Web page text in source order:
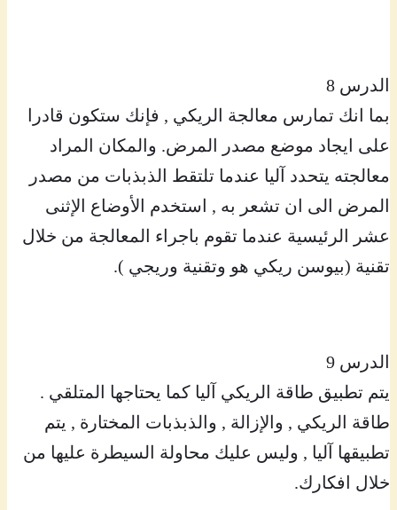
الدرس 8
بما انك تمارس معالجة الريكي , فإنك ستكون قادرا
على ايجاد موضع مصدر المرض. والمكان المراد
معالجته يتحدد آليا عندما تلتقط الذبذبات من مصدر
المرض الى ان تشعر به , استخدم الأوضاع الإثنى
عشر الرئيسية عندما تقوم باجراء المعالجة من خلال
تقنية (بيوسن ريكي هو وتقنية وريجي ).
الدرس 9
يتم تطبيق طاقة الريكي آليا كما يحتاجها المتلقي .
طاقة الريكي , والإزالة , والذبذبات المختارة , يتم
تطبيقها آليا , وليس عليك محاولة السيطرة عليها من
خلال افكارك.